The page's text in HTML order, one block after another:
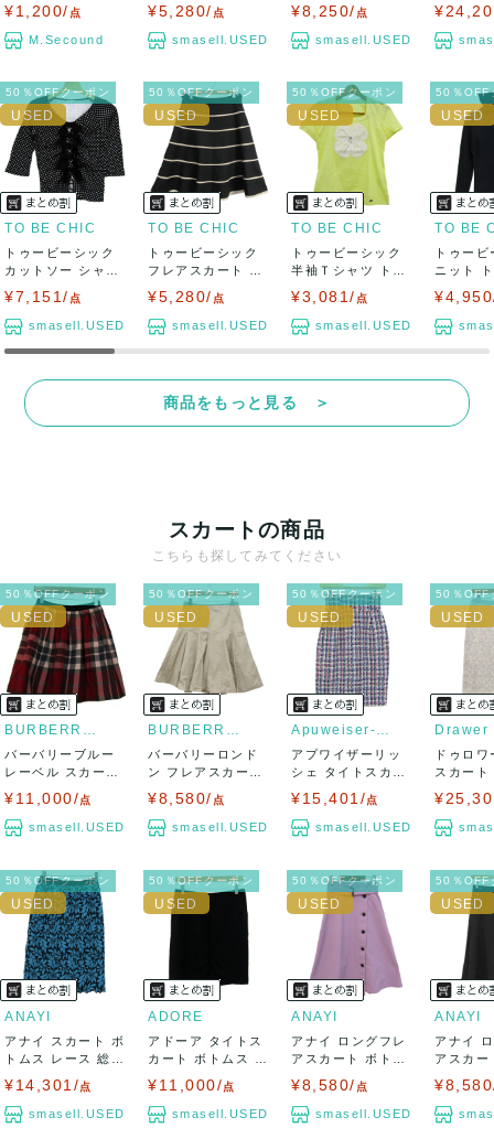
¥1,200/ 点
M.Secound
¥5,280/ 点
smasell.USED
¥8,250/ 点
smasell.USED
50％OFFクーポン
TO BE CHIC
トゥービーシック
カットソー シャツ
トップス ド...
¥7,151/ 点
smasell.USED
50％OFFクーポン
TO BE CHIC
トゥービーシック
フレアスカート ウ
ール/カシミヤ...
¥5,280/ 点
smasell.USED
50％OFFクーポン
TO BE CHIC
トゥービーシック
半袖Ｔシャツ トッ
プス レディー...
¥3,081/ 点
smasell.USED
50％OFF
TO BE
トゥー
ニット
袖 ター
商品をもっと見る ＞
スカートの商品
こちらも探してみてください
50％OFFクーポン
BURBERRY BLUE LABEL
バーバリーブルー
レーベル スカート
¥11,000/点
smasell.USED
50％OFFクーポン
BURBERRY LONDON
バーバリーロンド
ン フレアスカート
¥8,580/ 点
smasell.USED
50％OFFクーポン
Apuweiser-riche
アプワイザーリッ
シェ タイトスカー
¥15,401/点
smasell.USED
50％OFF
Drawer
ドゥロ
スカート
50％OFFクーポン
ANAYI
アナイ スカート ボ
トムス レース 総柄
¥14,301/点
smasell.USED
50％OFFクーポン
ADORE
アドーア タイトス
カート ボトムス ス
¥11,000/点
smasell.USED
50％OFFクーポン
ANAYI
アナイ ロングフレ
アスカート ボトム
¥8,580/ 点
smasell.USED
50％OFF
ANAYI
アナイ
アスカー